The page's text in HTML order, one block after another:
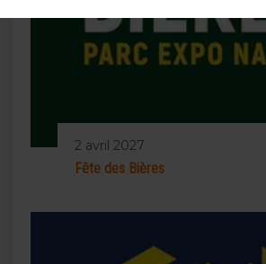
2 avril 2027
Fête des Bières